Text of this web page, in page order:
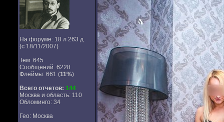
На форуме: 18 л 263 д
(с 18/11/2007)
Тем: 645
Сообщений: 6228
Флеймы: 661 (11%)
Всего отчетов: 144
Москва и область: 110
Обломинго: 34
Гео: Москва